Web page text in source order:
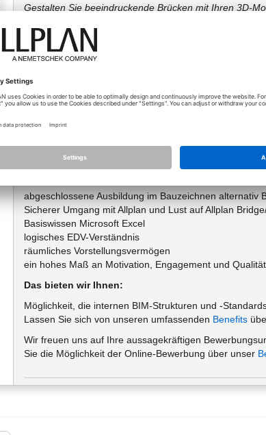
Gestalten Sie beeindruckende Brücken mit Ihren 3D-
Wir suchen Sie für unser Stammhaus in Dresden:
Bauzeichnerin (w/m/d)
Ihre Aufgaben umfassen:
selbständiges Einrichten des 3D-Grundlagenmodells
Erstellen von 3D-Planungsmodellen (BIM-Modellen)
Erstellung von Visualisierungen
Sicherstellung der termin- und qualitätsgerechten
abgeschlossene Ausbildung im Bauzeichnen
Sicherer Umgang mit Allplan und Lust auf Allplan
Basiswissen Microsoft Excel
logisches EDV-Verständnis
räumliches Vorstellungsvermögen
ein hohes Maß an Motivation, Engagement und
Das bieten wir Ihnen:
Möglichkeit, die internen BIM-Strukturen und -
Lassen Sie sich von unseren umfassenden Benefits
Wir freuen uns auf Ihre aussagekräftigen
Sie die Möglichkeit der Online-Bewerbung über unser